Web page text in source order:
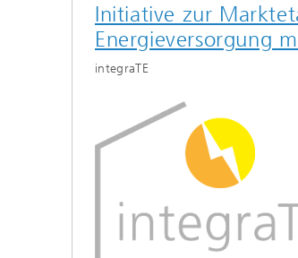
Initiative zur
Energieversorgung
integraTE